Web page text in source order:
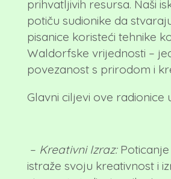
prihvatljivih resursa. Naši
potiču sudionike da
pisanice koristeći tehnike
Waldorfske vrijednosti –
povezanost s prirodom i
Glavni ciljevi ove radionice
– Kreativni Izraz:Poticanje
istraže svoju kreativnost i